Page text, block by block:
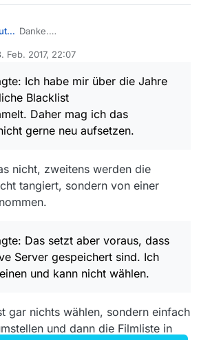
Ein ehemaliger Benutzer Danke.
13.0.0 das nicht (mehr) zu machen.
ordentliche Blacklist
zusammengesammelt. Daher mag ich
das Programm auch nicht gerne neu
aufsetzen.
Die mediathek.xml wird anscheinend
ZIP-Paket enthalten ist.
Das entsprechende Datum zur
Filmlisten-Server müsste vermutlich
dort unter
<!–Update Filmliste–>
<!–Akt-Filmliste–>
stehen bzw. erstellt werden.
Feb. 2017, 22:07
von
Ich habe mir über die Jahre
Blacklist
Daher mag ich das
gerne neu aufsetzen.
nicht, zweitens werden die
tangiert, sondern von einer
Das setzt aber voraus, dass
Server gespeichert sind. Ich
und kann nicht wählen.
gar nichts wählen, sondern einfach
und dann die Filmliste in